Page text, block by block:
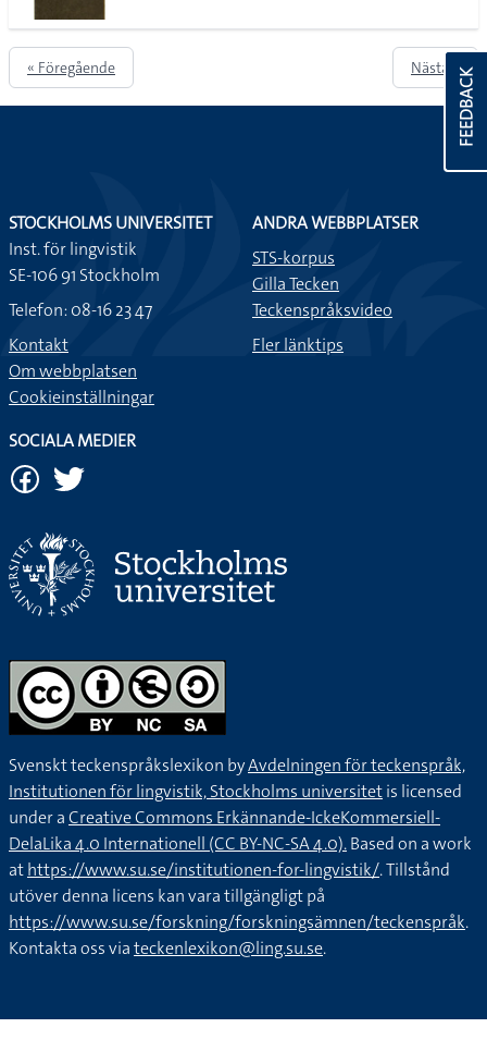
« Föregående Nästa »
FEEDBACK
STOCKHOLMS UNIVERSITET
Inst. för lingvistik
SE-106 91 Stockholm
Telefon: 08-16 23 47
Kontakt
Om webbplatsen
Cookieinställningar
ANDRA WEBBPLATSER
STS-korpus
Gilla Tecken
Teckenspråksvideo
Fler länktips
SOCIALA MEDIER
Svenskt teckenspråkslexikon byAvdelningen för teckenspråk,
Institutionen för lingvistik, Stockholms universitetis licensed
under aCreative Commons Erkännande-IckeKommersiell-
DelaLika 4.0 Internationell (CC BY-NC-SA 4.0).Based on a work
athttps://www.su.se/institutionen-for-lingvistik/. Tillstånd
utöver denna licens kan vara tillgängligt på
https://www.su.se/forskning/forskningsämnen/teckenspråk.
Kontakta oss viateckenlexikon@ling.su.se.